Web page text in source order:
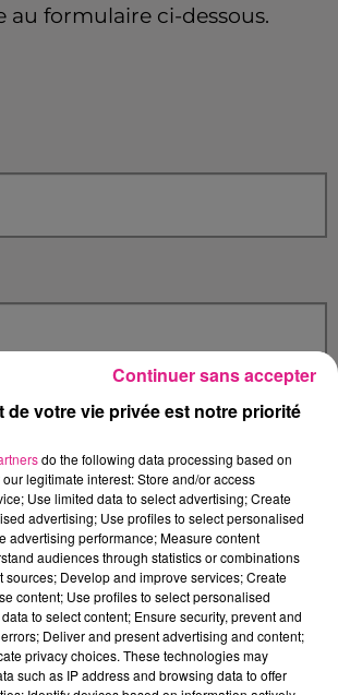
au formulaire ci-dessous.
de votre vie privée est notre priorité
do the following data processing based on
legitimate interest: Store and/or access
Use limited data to select advertising; Create
advertising; Use profiles to select personalised
advertising performance; Measure content
audiences through statistics or combinations
sources; Develop and improve services; Create
content; Use profiles to select personalised
to select content; Ensure security, prevent and
Deliver and present advertising and content;
privacy choices. These technologies may
such as IP address and browsing data to offer
Continuer sans accepter